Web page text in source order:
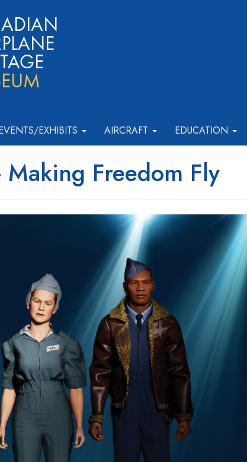
EXHIBITS AIRCRAFT EDUCATION
Making Freedom Fly